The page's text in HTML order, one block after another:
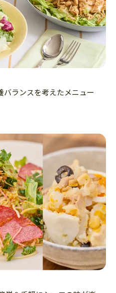
ランスを考えたメニュー